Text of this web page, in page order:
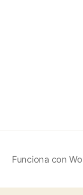
Funciona con